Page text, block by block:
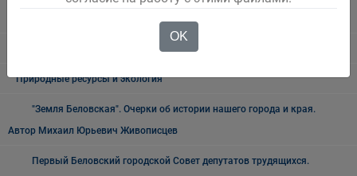
Природные ресурсы и экология
"Земля Беловская". Очерки об истории нашего города и края.
Автор Михаил Юрьевич Живописцев
Первый Беловский городской Совет депутатов трудящихся.
OK